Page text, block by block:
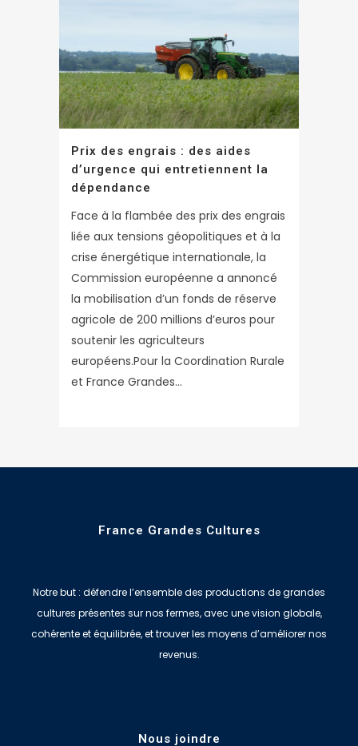
Prix des engrais : des aides
d’urgence qui entretiennent la
dépendance
Face à la flambée des prix des engrais
liée aux tensions géopolitiques et à la
crise énergétique internationale, la
Commission européenne a annoncé
la mobilisation d’un fonds de réserve
agricole de 200 millions d’euros pour
soutenir les agriculteurs
européens.Pour la Coordination Rurale
et France Grandes...
France Grandes Cultures
Notre but : défendre l’ensemble des productions de grandes
cultures présentes sur nos fermes, avec une vision globale,
cohérente et équilibrée, et trouver les moyens d’améliorer nos
revenus.
Nous joindre